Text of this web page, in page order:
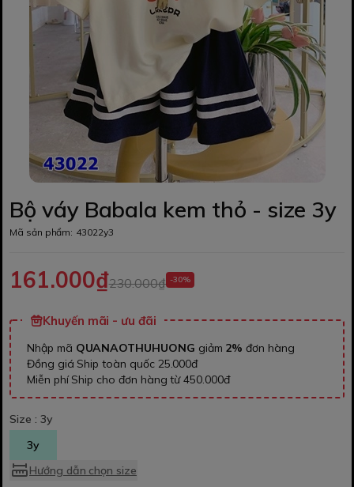
Bộ váy Babala kem thỏ - size 3y
Mã sản phẩm: 43022y3
161.000₫230.000₫ -30%
Khuyến mãi - ưu đãi
Nhập mã QUANAOTHUHUONG giảm 2% đơn hàng
Đồng giá Ship toàn quốc 25.000đ
Miễn phí Ship cho đơn hàng từ 450.000đ
Size : 3y
3y
Hướng dẫn chọn size